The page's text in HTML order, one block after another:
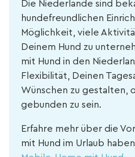
Die Niederlande sind
hundefreundlichen
Möglichkeit, viele
Deinem Hund zu
mit Hund in den
Flexibilität, Deinen
Wünschen zu gestalten,
gebunden zu sein.
Erfahre mehr über die
mit Hund im Urlaub